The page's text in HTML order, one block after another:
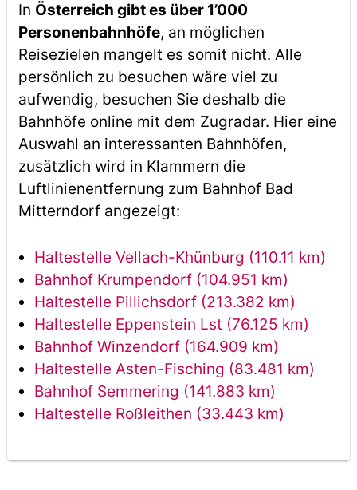
In Österreich gibt es über 1’000
Personenbahnhöfe, an möglichen
Reisezielen mangelt es somit nicht. Alle
persönlich zu besuchen wäre viel zu
aufwendig, besuchen Sie deshalb die
Bahnhöfe online mit dem Zugradar. Hier eine
Auswahl an interessanten Bahnhöfen,
zusätzlich wird in Klammern die
Luftlinienentfernung zum Bahnhof Bad
Mitterndorf angezeigt:
Haltestelle Vellach-Khünburg (110.11 km)
Bahnhof Krumpendorf (104.951 km)
Haltestelle Pillichsdorf (213.382 km)
Haltestelle Eppenstein Lst (76.125 km)
Bahnhof Winzendorf (164.909 km)
Haltestelle Asten-Fisching (83.481 km)
Bahnhof Semmering (141.883 km)
Haltestelle Roßleithen (33.443 km)